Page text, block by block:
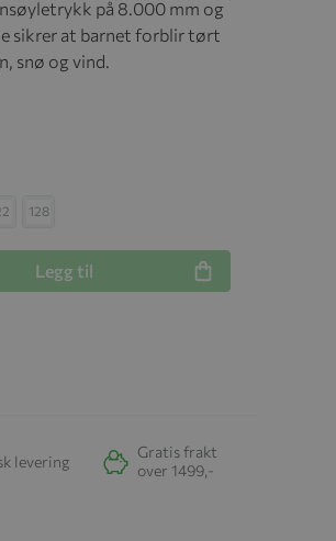
på 8.000 mm og
sikrer at barnet forblir tørt
snø og vind.
128
Legg til
levering
Gratis frakt
over 1499,-